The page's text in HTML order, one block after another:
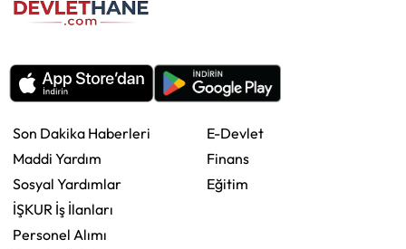
Son Dakika Haberleri
Maddi Yardım
Sosyal Yardımlar
İŞKUR İş İlanları
Personel Alımı
E-Devlet
Finans
Eğitim